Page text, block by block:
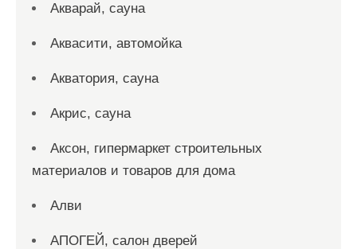
Акварай, сауна
Аквасити, автомойка
Акватория, сауна
Акрис, сауна
Аксон, гипермаркет строительных
материалов и товаров для дома
Алви
АПОГЕЙ, салон дверей